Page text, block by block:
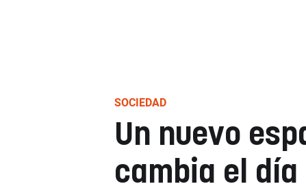
SOCIEDAD
Un nuevo
cambia el